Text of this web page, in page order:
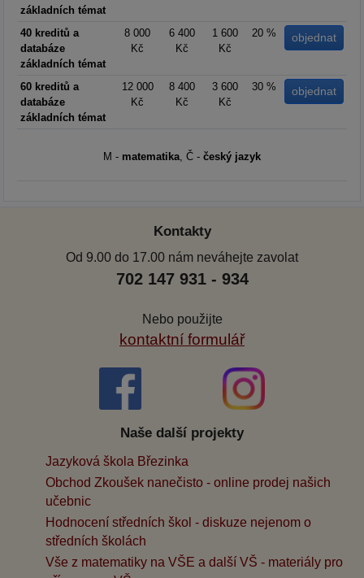
základních témat
40 kreditů a
databáze
základních témat
8 000
Kč
6 400
Kč
1 600
Kč
20 %
60 kreditů a
databáze
základních témat
12 000
Kč
8 400
Kč
3 600
Kč
30 %
M - matematika , Č - český jazyk
Kontakty
Od 9.00 do 17.00 nám neváhejte zavolat
702 147 931 - 934
Nebo použijte
kontaktní formulář
Naše další projekty
Jazyková škola Březinka
Obchod Zkoušek nanečisto - online prodej našich
učebnic
Hodnocení středních škol - diskuze nejenom o
středních školách
Vše z matematiky na VŠE a další VŠ - materiály pro